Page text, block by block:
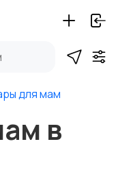
для мам
в